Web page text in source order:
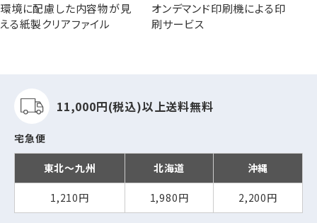
環境に配慮した内容物が見
える紙製クリアファイル
オンデマンド印刷機による印
刷サービス
11,000円(税込)以上送料無料
宅急便
東北～九州 北海道 沖縄
1,210円 1,980円 2,200円